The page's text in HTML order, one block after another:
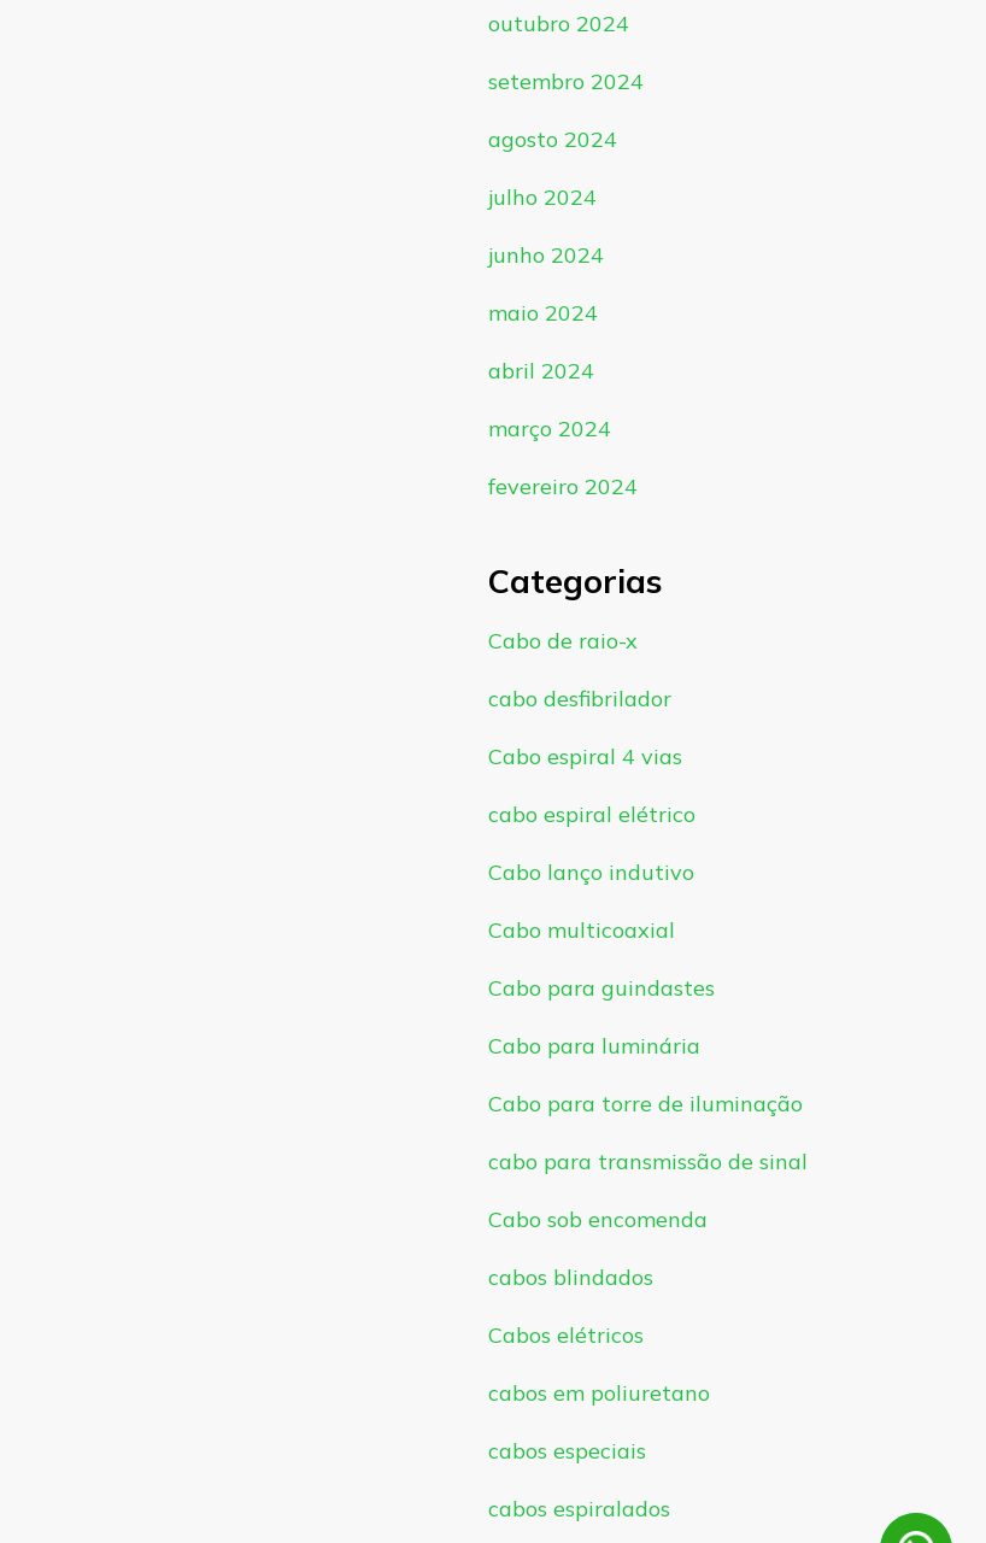
outubro 2024
setembro 2024
agosto 2024
julho 2024
junho 2024
maio 2024
abril 2024
março 2024
fevereiro 2024
Categorias
Cabo de raio-x
cabo desfibrilador
Cabo espiral 4 vias
cabo espiral elétrico
Cabo lanço indutivo
Cabo multicoaxial
Cabo para guindastes
Cabo para luminária
Cabo para torre de iluminação
cabo para transmissão de sinal
Cabo sob encomenda
cabos blindados
Cabos elétricos
cabos em poliuretano
cabos especiais
cabos espiralados